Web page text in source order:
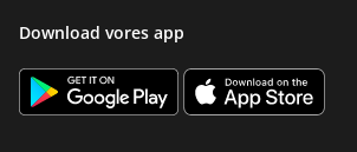
Download vores app